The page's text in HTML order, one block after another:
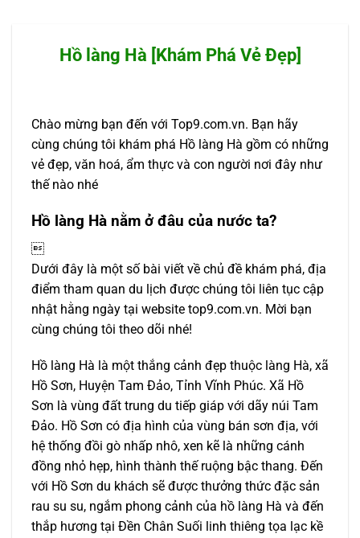
Hồ làng Hà [Khám Phá Vẻ Đẹp]
Chào mừng bạn đến với Top9.com.vn. Bạn hãy
cùng chúng tôi khám phá Hồ làng Hà gồm có những
vẻ đẹp, văn hoá, ẩm thực và con người nơi đây như
thế nào nhé
Hồ làng Hà nằm ở đâu của nước ta?

Dưới đây là một số bài viết về chủ đề khám phá, địa
điểm tham quan du lịch được chúng tôi liên tục cập
nhật hằng ngày tại website top9.com.vn. Mời bạn
cùng chúng tôi theo dõi nhé!
Hồ làng Hà là một thắng cảnh đẹp thuộc làng Hà, xã
Hồ Sơn, Huyện Tam Đảo, Tỉnh Vĩnh Phúc. Xã Hồ
Sơn là vùng đất trung du tiếp giáp với dãy núi Tam
Đảo. Hồ Sơn có địa hình của vùng bán sơn địa, với
hệ thống đồi gò nhấp nhô, xen kẽ là những cánh
đồng nhỏ hẹp, hình thành thế ruộng bậc thang. Đến
với Hồ Sơn du khách sẽ được thưởng thức đặc sản
rau su su, ngắm phong cảnh của hồ làng Hà và đến
thắp hương tại Đền Chân Suối linh thiêng tọa lạc kề